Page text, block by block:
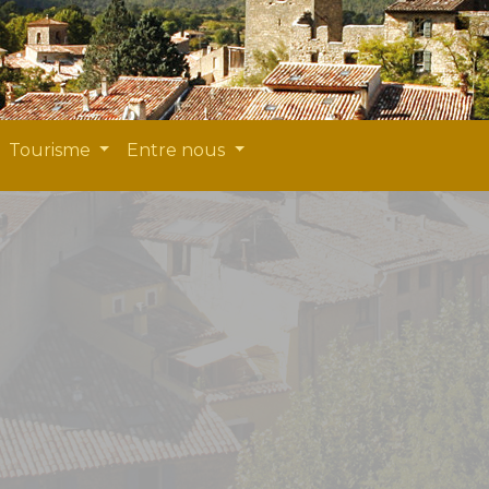
Tourisme Entre nous